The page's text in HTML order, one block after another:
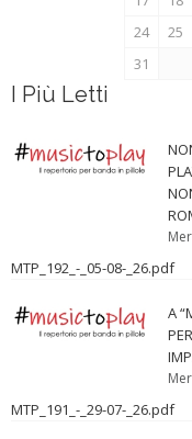
24
25
31
I Più Letti
MTP_192_-_05-08-_26.pdf
A
MTP_191_-_29-07-_26.pdf